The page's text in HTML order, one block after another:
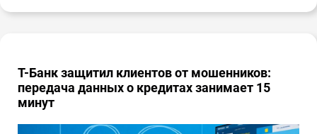
Т-Банк защитил клиентов от мошенников:
передача данных о кредитах занимает 15
минут